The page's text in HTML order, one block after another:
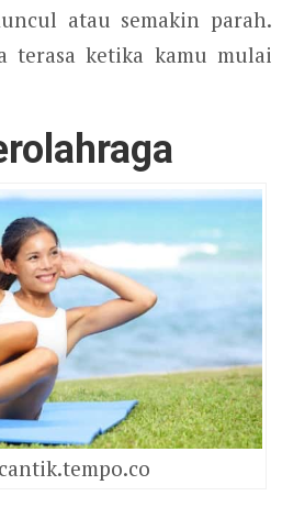
atau semakin parah.
terasa ketika kamu mulai